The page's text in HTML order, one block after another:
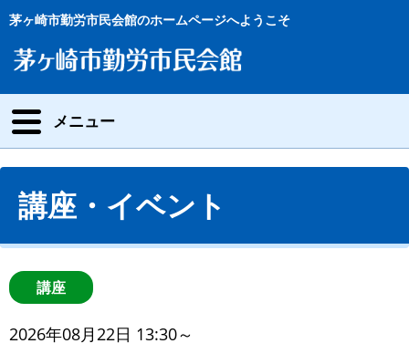
茅ヶ崎市勤労市民会館のホームページへようこそ
メニュー
講座・イベント
講座
2026年08月22日 13:30～